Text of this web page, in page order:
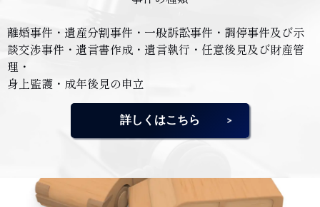
離婚事件・遺産分割事件・一般訴訟事件・調停事件及び示
談交渉事件・遺言書作成・遺言執行・任意後見及び財産管
理・
身上監護・成年後見の申立
詳しくはこちら